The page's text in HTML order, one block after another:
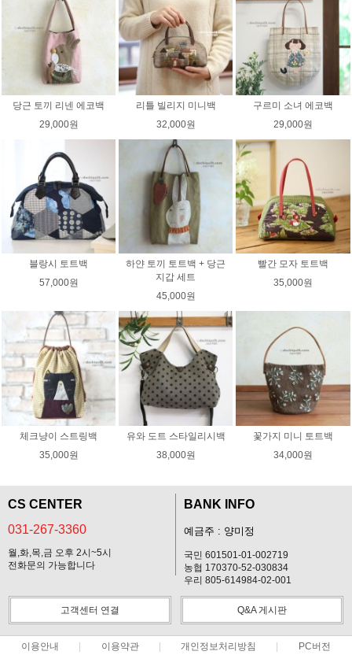
당근 토끼 리넨 에코백
29,000원
리틀 빌리지 미니백
32,000원
구르미 소녀 에코백
29,000원
블랑시 토트백
57,000원
하얀 토끼 토트백 + 당근
지갑 세트
45,000원
빨간 모자 토트백
35,000원
체크냥이 스트링백
35,000원
유와 도트 스타일리시백
38,000원
꽃가지 미니 토트백
34,000원
CS CENTER
031-267-3360
월,화,목,금 오후 2시~5시
전화문의 가능합니다
BANK INFO
예금주 : 양미정
국민 601501-01-002719
농협 170370-52-030834
우리 805-614984-02-001
고객센터 연결 Q&A 게시판
이용안내 이용약관 개인정보처리방침 PC버전